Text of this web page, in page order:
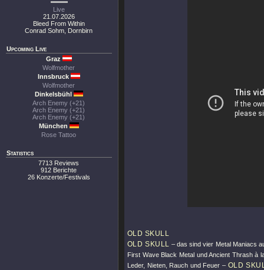
Live
21.07.2026
Bleed From Within
Conrad Sohm, Dornbirn
Upcoming Live
Graz
Wolfmother
Innsbruck
Wolfmother
Dinkelsbühl
Arch Enemy (+21)
Arch Enemy (+21)
Arch Enemy (+21)
München
Rose Tattoo
Statistics
7713 Reviews
912 Berichte
26 Konzerte/Festivals
OLD SKULL
OLD SKULL – das sind vier Metal Maniacs
First Wave Black Metal und Ancient Thrash à
Leder, Nieten, Rauch und Feuer – OLD